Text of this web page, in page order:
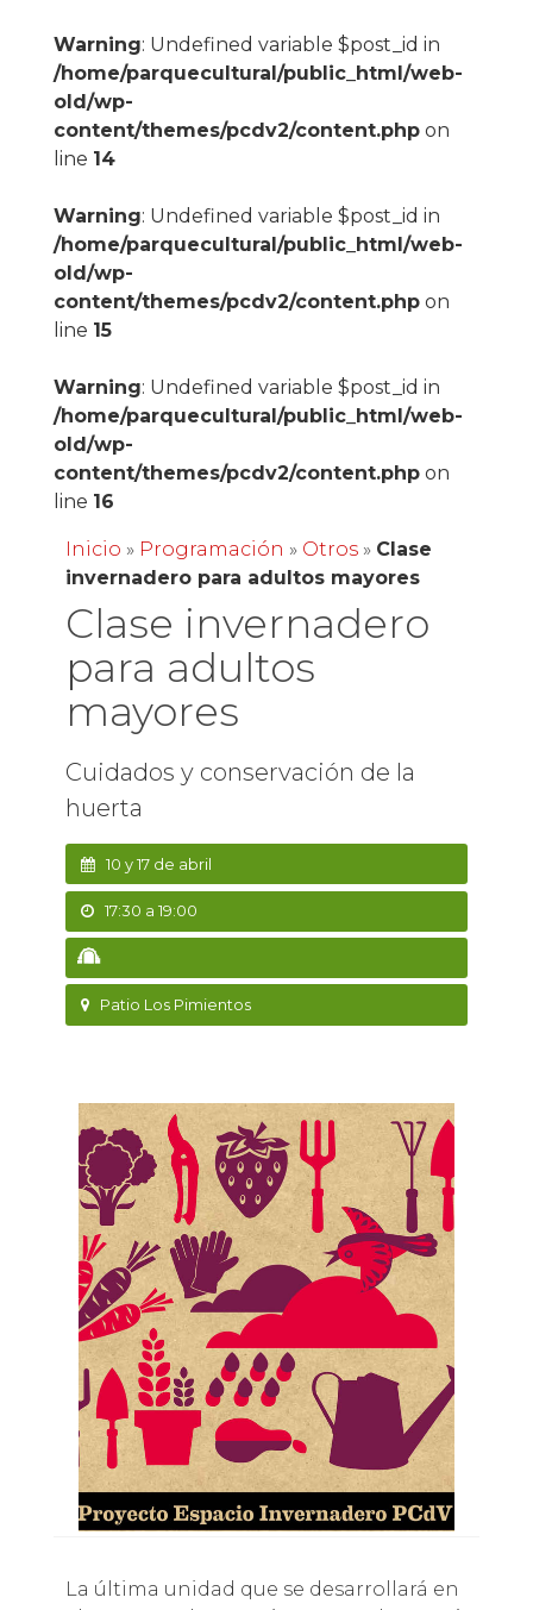
Warning: Undefined variable $post_id in
/home/parquecultural/public_html/web-
old/wp-
content/themes/pcdv2/content.phpon
line 14
Warning: Undefined variable $post_id in
/home/parquecultural/public_html/web-
old/wp-
content/themes/pcdv2/content.phpon
line 15
Warning: Undefined variable $post_id in
/home/parquecultural/public_html/web-
old/wp-
content/themes/pcdv2/content.phpon
line 16
Inicio » Programación » Otros» Clase
invernadero para adultos mayores
Clase invernadero
para adultos
mayores
Cuidados y conservación de la
huerta
10 y 17 de abril
17:30 a 19:00
Patio Los Pimientos
La última unidad que se desarrollará en